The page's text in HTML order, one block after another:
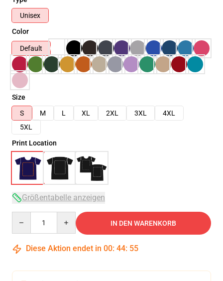
Unisex
Color
Default
Size
S
M L XL 2XL 3XL
4XL
5XL
Print Location
Größentabelle anzeigen
IN DEN WARENKORB
Diese Aktion endet in 00: 44: 54